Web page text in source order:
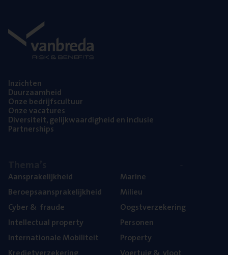
Inzich­ten
Duur­zaam­heid
Onze bedrijfs­cul­tuur
Onze vaca­tu­res
Diver­si­teit, gelijk­waar­dig­heid en inclusie
Part­ner­ships
Aan­spra­ke­lijk­heid
Beroeps­aan­spra­ke­lijk­heid
Cyber& fraude
Intel­lec­tu­al property
Inter­na­ti­o­na­le Mobiliteit
Mari­ne
Mili­eu
Oogst­ver­ze­ke­ring
Per­so­nen
Pro­per­ty